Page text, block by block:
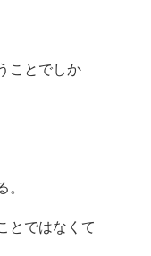
ことでしか
とではなくて